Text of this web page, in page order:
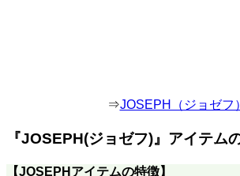
⇒JOSEPH（ジョゼフ）
『JOSEPH(ジョゼフ)』アイテム
【JOSEPH アイテムの特徴】